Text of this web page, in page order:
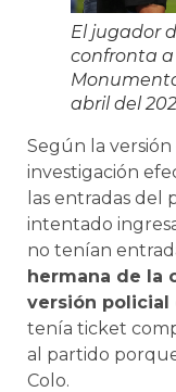
El jugador
confronta
abril del
Según la
investigación
las entradas del
intentado
no tenían
hermana de la
versión policial
tenía ticket
al partido
Colo.